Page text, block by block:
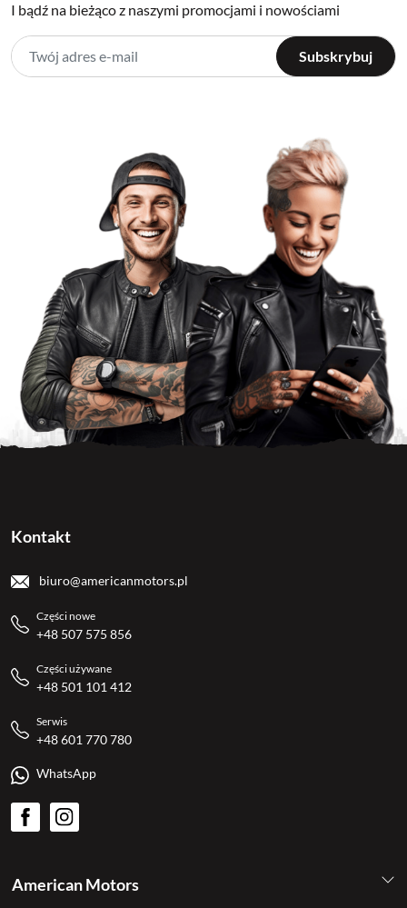
I bądź na bieżąco z naszymi promocjami i nowościami
American Motors
Kontakt
biuro@americanmotors.pl
Części nowe
+48 507 575 856
Części używane
+48 501 101 412
Serwis
+48 601 770 780
WhatsApp